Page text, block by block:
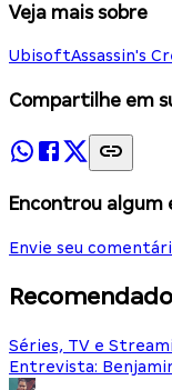
Veja mais sobre
UbisoftAssassin's
Compartilhe em
Encontrou
Envie seu
Séries, TV e
Entrevista: